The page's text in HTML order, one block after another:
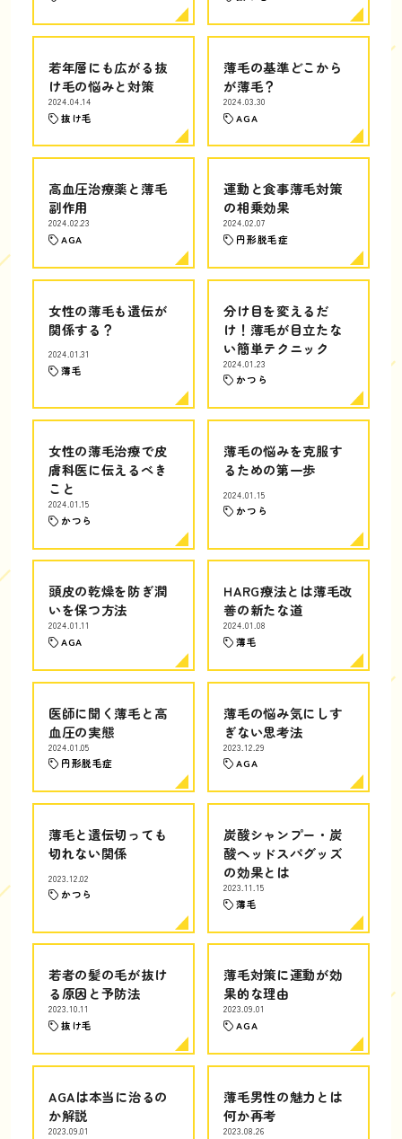
若年層にも広がる抜
け毛の悩みと対策
2024.04.14
抜け毛
薄毛の基準どこから
が薄毛？
2024.03.30
AGA
高血圧治療薬と薄毛
副作用
2024.02.23
AGA
運動と食事薄毛対策
の相乗効果
2024.02.07
円形脱毛症
女性の薄毛も遺伝が
関係する？
2024.01.31
薄毛
分け目を変えるだ
け！薄毛が目立たな
い簡単テクニック
2024.01.23
かつら
女性の薄毛治療で皮
膚科医に伝えるべき
こと
2024.01.15
かつら
薄毛の悩みを克服す
るための第一歩
2024.01.15
かつら
頭皮の乾燥を防ぎ潤
いを保つ方法
2024.01.11
AGA
HARG療法とは薄毛改
善の新たな道
2024.01.08
薄毛
医師に聞く薄毛と高
血圧の実態
2024.01.05
円形脱毛症
薄毛の悩み気にしす
ぎない思考法
2023.12.29
AGA
薄毛と遺伝切っても
切れない関係
2023.12.02
かつら
炭酸シャンプー・炭
酸ヘッドスパグッズ
の効果とは
2023.11.15
薄毛
若者の髪の毛が抜け
る原因と予防法
2023.10.11
抜け毛
薄毛対策に運動が効
果的な理由
2023.09.01
AGA
AGAは本当に治るの
か解説
2023.09.01
薄毛男性の魅力とは
何か再考
2023.08.26